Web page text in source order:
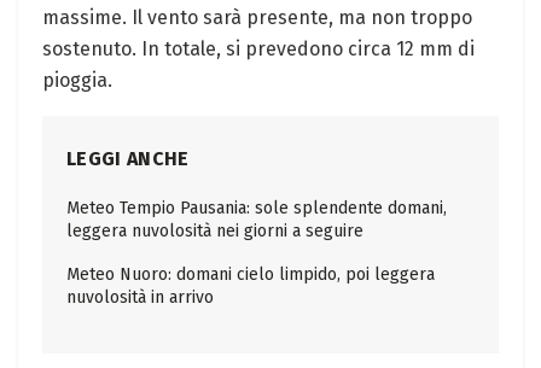
massime. Il vento sarà presente, ma non troppo
sostenuto. In totale, si prevedono circa 12 mm di
pioggia.
LEGGI ANCHE
Meteo Tempio Pausania: sole splendente domani,
leggera nuvolosità nei giorni a seguire
Meteo Nuoro: domani cielo limpido, poi leggera
nuvolosità in arrivo